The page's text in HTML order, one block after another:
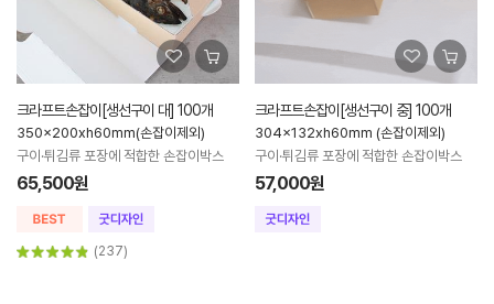
크라프트손잡이[생선구이 대] 100개
350x200xh60mm(손잡이제외)
구이·튀김류 포장에 적합한 손잡이박스
65,500원
(237)
크라프트손잡이[생선구이 중] 100개
304x132xh60mm (손잡이제외)
구이·튀김류 포장에 적합한 손잡이박스
57,000원